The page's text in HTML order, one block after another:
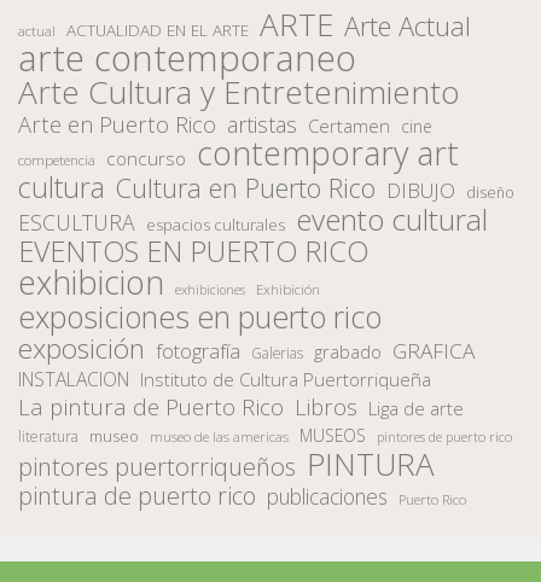
actual ACTUALIDAD EN EL ARTE ARTE Arte Actual
arte contemporaneo
Arte Cultura y Entretenimiento
Arte en Puerto Rico artistas Certamen cine
competencia concurso contemporary art
cultura Cultura en Puerto Rico DIBUJO diseño
ESCULTURA espacios culturales evento cultural
EVENTOS EN PUERTO RICO
exhibicion exhibiciones Exhibición
exposiciones en puerto rico
exposición fotografía Galerias grabado GRAFICA
INSTALACION Instituto de Cultura Puertorriqueña
La pintura de Puerto Rico Libros Liga de arte
literatura museo museo de las americas MUSEOS pintores de puerto rico
pintores puertorriqueños PINTURA
pintura de puerto rico publicaciones Puerto Rico